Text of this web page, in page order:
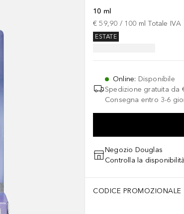
10 ml
€ 59,90 / 100 ml Totale IVA
ESTATE
Online: Disponibile
Spedizione gratuita da
Consegna entro 3-6
Negozio Douglas
Controlla la
CODICE PROMOZIONALE